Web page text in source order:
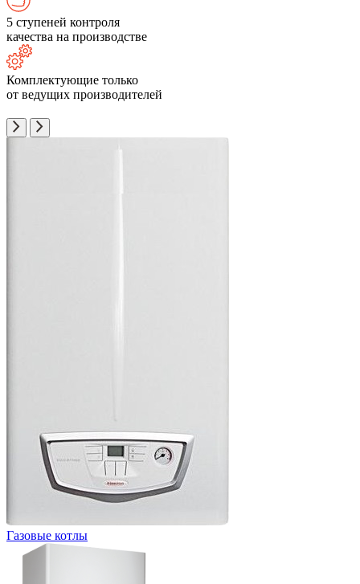
5 ступеней контроля
качества на производстве
Комплектующие только
от ведущих производителей
Газовые котлы